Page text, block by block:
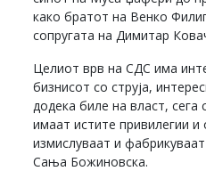
како братот на Венко
сопругата на Димитар
Целиот врв на СДС има
бизнисот со струја,
додека биле на власт,
имаат истите привилегии и
измислуваат и
Сања Божиновска.